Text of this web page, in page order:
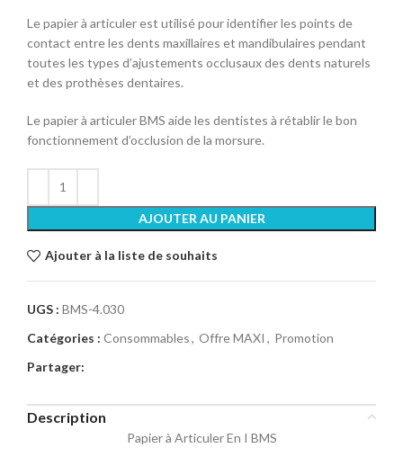
Le papier à articuler est utilisé pour identifier les points de
contact entre les dents maxillaires et mandibulaires pendant
toutes les types d’ajustements occlusaux des dents naturels
et des prothèses dentaires.
Le papier à articuler BMS aide les dentistes à rétablir le bon
fonctionnement d’occlusion de la morsure.
AJOUTER AU PANIER
Ajouter à la liste de souhaits
UGS : BMS-4.030
Catégories : Consommables, Offre MAXI , Promotion
Partager:
Description
Papier à Articuler En I BMS